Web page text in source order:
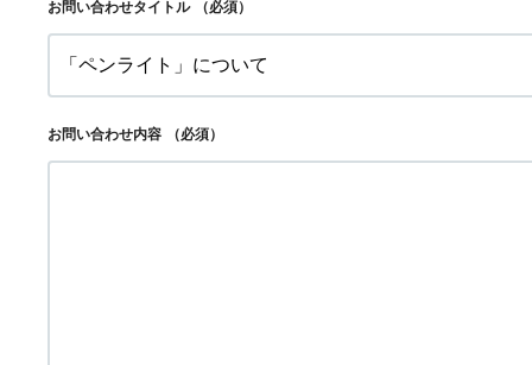
お問い合わせタイトル （必須）
お問い合わせ内容 （必須）